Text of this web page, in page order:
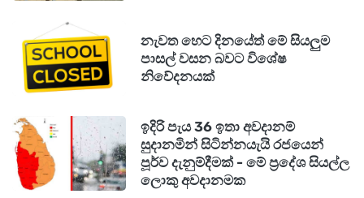
නැවත හෙට දිනයේත් මේ සියලුම
පාසල් වසන බවට විශේෂ
නිවේදනයක්
ඉදිරි පැය 36 ඉතා අවදානම්
සුදානමින් සිටින්නයැයි රජයෙන්
පූර්ව දැනුම්දීමක් - මේ ප්‍රදේශ සියල්ල
ලොකු අවදානමක